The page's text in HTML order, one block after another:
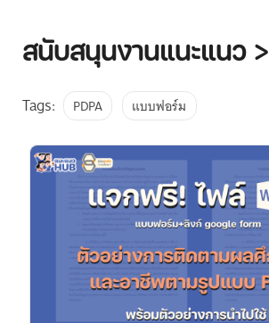
สนับสนุนงานแนะแนว >
Tags: PDPA แบบฟอร์ม